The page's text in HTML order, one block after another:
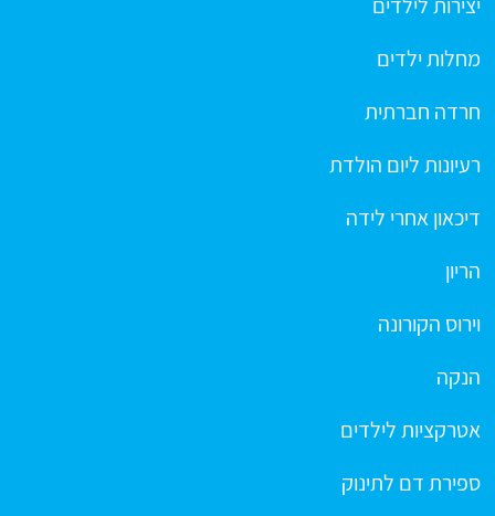
מחלות ילדים
חרדה חברתית
רעיונות ליום הולדת
דיכאון אחרי לידה
הריון
וירוס הקורונה
הנקה
אטרקציות לילדים
ספירת דם לתינוק